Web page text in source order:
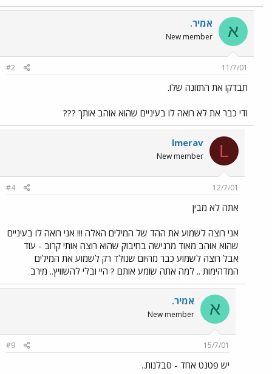
א אמיר.
New member
11/7/01
#2
תבדקו את התזונה שלו.
ודי כבר את לא רואה לו בעיניים שהוא אוהב אותך ???
L
lmerav
New member
12/7/01
#4
אתה לא מבין
אני רוצה לשמוע את ההד של המילים האלה !!! אני רואה לו בעיניים
שהוא אוהב מאוד מרגישה בחיבוק שהוא רוצה אותי קרוב - עוד
אבל רוצה לשמוע כבר מהיום שנולד רק לשמוע את המילים
המדהימות .. למה אתה שומע אותם ? היי ובלי להשוויץ.. מירב
א אמיר.
New member
15/7/01
#9
יש פטנט אחד - סבלנות..